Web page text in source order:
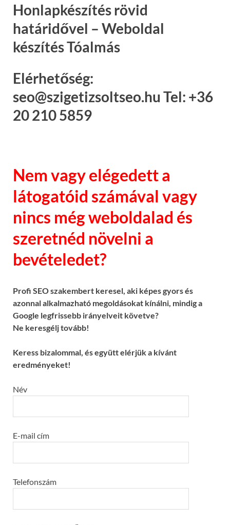
Honlapkészítés rövid
határidővel – Weboldal
készítés Tóalmás
Elérhetőség:
seo@szigetizsoltseo.hu Tel: +36
20 210 5859
Nem vagy elégedett a
látogatóid számával vagy
nincs még weboldalad és
szeretnéd növelni a
bevételedet?
Profi SEO szakembert keresel, aki képes gyors és
azonnal alkalmazható megoldásokat kínálni, mindig a
Google legfrissebb irányelveit követve?
Ne keresgélj tovább!
Keress bizalommal, és együtt elérjük a kívánt
eredményeket!
Név
E-mail cím
Telefonszám